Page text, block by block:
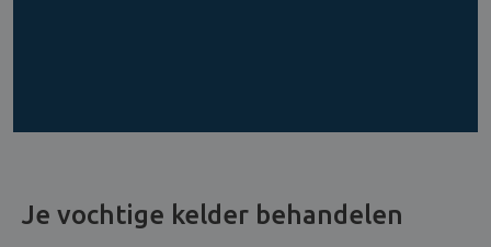
Je vochtige kelder behandelen